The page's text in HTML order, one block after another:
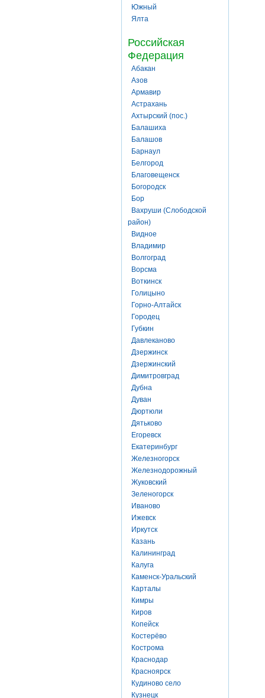
Южный
Ялта
Российская
Федерация
Абакан
Азов
Армавир
Астрахань
Ахтырский (пос.)
Балашиха
Балашов
Барнаул
Белгород
Благовещенск
Богородск
Бор
Вахруши (Слободской
район)
Видное
Владимир
Волгоград
Ворсма
Воткинск
Голицыно
Горно-Алтайск
Городец
Губкин
Давлеканово
Дзержинск
Дзержинский
Димитровград
Дубна
Дуван
Дюртюли
Дятьково
Егоревск
Екатеринбург
Железногорск
Железнодорожный
Жуковский
Зеленогорск
Иваново
Ижевск
Иркутск
Казань
Калининград
Калуга
Каменск-Уральский
Карталы
Кимры
Киров
Копейск
Костерёво
Кострома
Краснодар
Красноярск
Кудиново село
Кузнецк